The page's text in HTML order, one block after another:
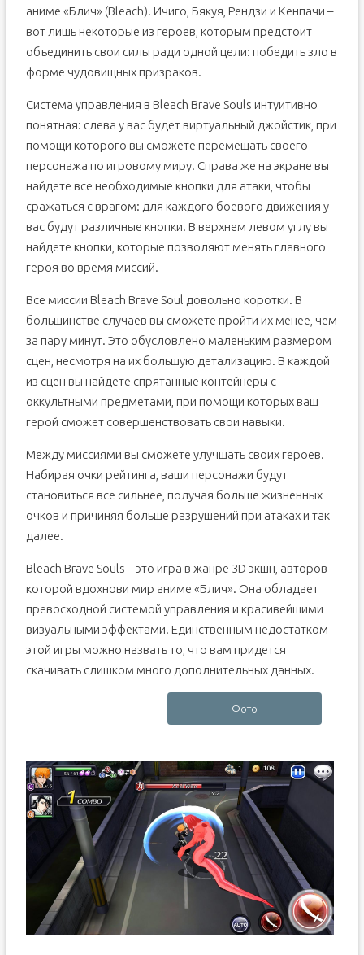
аниме «Блич» (Bleach). Ичиго, Бякуя, Рендзи и Кенпачи –
вот лишь некоторые из героев, которым предстоит
объединить свои силы ради одной цели: победить зло в
форме чудовищных призраков.
Система управления в Bleach Brave Souls интуитивно
понятная: слева у вас будет виртуальный джойстик, при
помощи которого вы сможете перемещать своего
персонажа по игровому миру. Справа же на экране вы
найдете все необходимые кнопки для атаки, чтобы
сражаться с врагом: для каждого боевого движения у
вас будут различные кнопки. В верхнем левом углу вы
найдете кнопки, которые позволяют менять главного
героя во время миссий.
Все миссии Bleach Brave Soul довольно коротки. В
большинстве случаев вы сможете пройти их менее, чем
за пару минут. Это обусловлено маленьким размером
сцен, несмотря на их большую детализацию. В каждой
из сцен вы найдете спрятанные контейнеры с
оккультными предметами, при помощи которых ваш
герой сможет совершенствовать свои навыки.
Между миссиями вы сможете улучшать своих героев.
Набирая очки рейтинга, ваши персонажи будут
становиться все сильнее, получая больше жизненных
очков и причиняя больше разрушений при атаках и так
далее.
Bleach Brave Souls – это игра в жанре 3D экшн, авторов
которой вдохнови мир аниме «Блич». Она обладает
превосходной системой управления и красивейшими
визуальными эффектами. Единственным недостатком
этой игры можно назвать то, что вам придется
скачивать слишком много дополнительных данных.
Фото